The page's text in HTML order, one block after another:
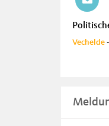
Vechelde